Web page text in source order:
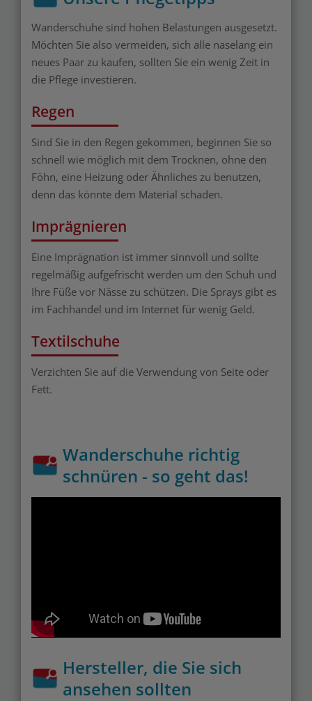
Wanderschuhe sind hohen Belastungen ausgesetzt.
Möchten Sie also vermeiden, sich alle naselang ein
neues Paar zu kaufen, sollten Sie ein wenig Zeit in
die Pflege investieren.
Regen
Sind Sie in den Regen gekommen, beginnen Sie so
schnell wie möglich mit dem Trocknen, ohne den
Föhn, eine Heizung oder Ähnliches zu benutzen,
denn das könnte dem Material schaden.
Imprägnieren
Eine Imprägnation ist immer sinnvoll und sollte
regelmäßig aufgefrischt werden um den Schuh und
Ihre Füße vor Nässe zu schützen. Die Sprays gibt es
im Fachhandel und im Internet für wenig Geld.
Textilschuhe
Verzichten Sie auf die Verwendung von Seite oder
Fett.
Wanderschuhe richtig
schnüren - so geht das!
Hersteller, die Sie sich
ansehen sollten